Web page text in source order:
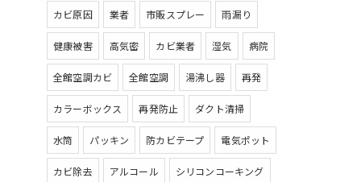
カビ原因 業者 市販スプレー 雨漏り
健康被害 高気密 カビ業者 湿気 病院
全館空調カビ 全館空調 湯沸し器 再発
カラーボックス 再発防止 ダクト清掃
水筒 パッキン 防カビテープ 電気ポット
カビ除去 アルコール シリコンコーキング